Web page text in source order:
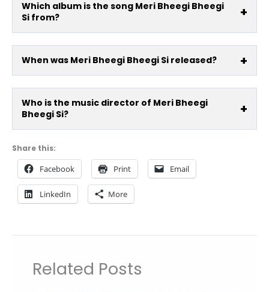
Which album is the song Meri Bheegi Bheegi
Si from?
When was Meri Bheegi Bheegi Si released?
Who is the music director of Meri Bheegi
Bheegi Si?
Share this:
Facebook Print Email
LinkedIn More
Related Posts